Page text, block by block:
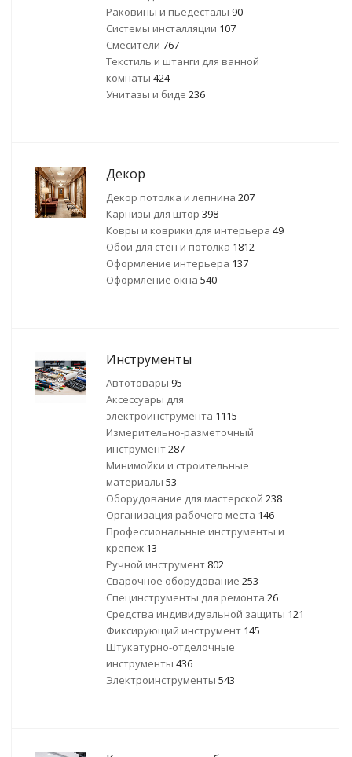
Раковины и пьедесталы 90
Системы инсталляции 107
Смесители 767
Текстиль и штанги для ванной
комнаты 424
Унитазы и биде 236
Декор
Декор потолка и лепнина 207
Карнизы для штор 398
Ковры и коврики для интерьера 49
Обои для стен и потолка 1812
Оформление интерьера 137
Оформление окна 540
Инструменты
Автотовары 95
Аксессуары для
электроинструмента 1115
Измерительно-разметочный
инструмент287
Минимойки и строительные
материалы 53
Оборудование для мастерской 238
Организация рабочего места 146
Профессиональные инструменты и
крепеж 13
Ручной инструмент 802
Сварочное оборудование 253
Специнструменты для ремонта 26
Средства индивидуальной защиты 121
Фиксирующий инструмент 145
Штукатурно-отделочные
инструменты 436
Электроинструменты 543